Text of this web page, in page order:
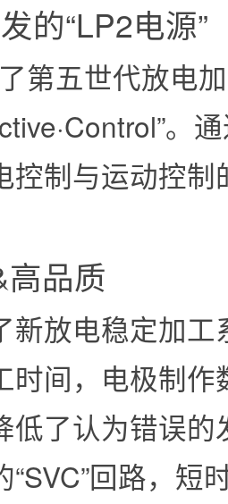
的“LP2电源”
第五世代放电
。
控制与运动控
品质
新放电稳定加工
时间，电极制
低了认为错误
“SVC”回路，